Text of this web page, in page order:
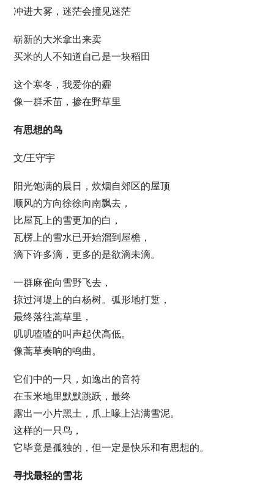
冲进大雾，迷茫会撞见迷茫
崭新的大米拿出来卖
买米的人不知道自己是一块稻田
这个寒冬，我爱你的霾
像一群禾苗，掺在野草里
有思想的鸟
文/王守宇
阳光饱满的晨日，炊烟自郊区的屋顶
顺风的方向徐徐向南飘去，
比屋瓦上的雪更加的白，
瓦楞上的雪水已开始溜到屋檐，
滴下许多滴，更多的是欲滴未滴。
一群麻雀向雪野飞去，
掠过河堤上的白杨树。弧形地打踅，
最终落往蒿草里，
叽叽喳喳的叫声起伏高低。
像蒿草奏响的鸣曲。
它们中的一只，如逸出的音符
在玉米地里默默跳跃，最终
露出一小片黑土，爪上喙上沾满雪泥。
这样的一只鸟，
它毕竟是孤独的，但一定是快乐和有思想的。
寻找最轻的雪花